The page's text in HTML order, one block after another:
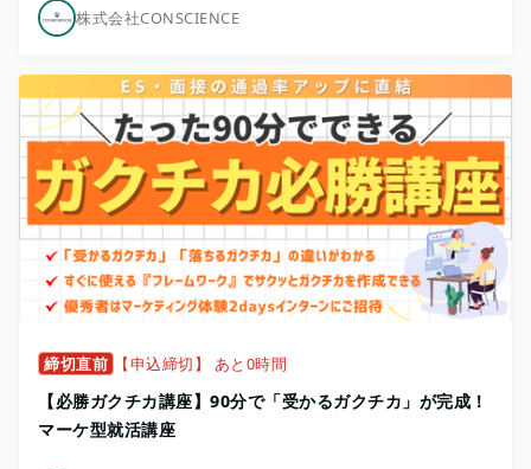
株式会社CONSCIENCE
締切直前 【申込締切】 あと0時間
【必勝ガクチカ講座】90分で「受かるガクチカ」が完成！
マーケ型就活講座